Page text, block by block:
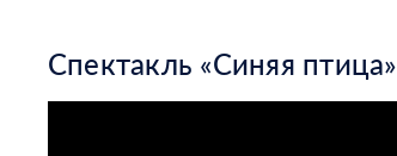
Спектакль «Синяя птица»